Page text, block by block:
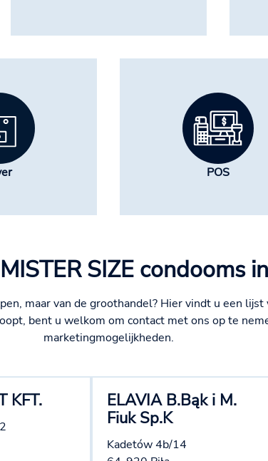
POS
SIZE condooms
maar van de groothandel? Hier vindt u een lijst
bent u welkom om contact met ons op te
marketingmogelijkheden.
KFT.
ELAVIA B.Bąk i M.
Fiuk Sp.K
Kadetów 4b/14